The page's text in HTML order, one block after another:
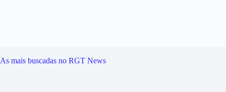
As mais buscadas no RGT News